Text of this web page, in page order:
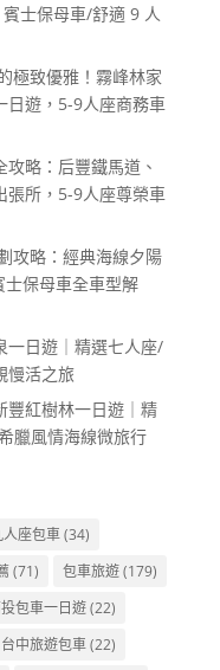
士保母車/舒適 9 人
極致優雅！霧峰林家
日遊，5-9人座商務車
攻略：后豐鐵馬道、
張所，5-9人座尊榮車
攻略：經典海線夕陽
保母車全車型解
一日遊｜精選七人座/
慢活之旅
豐紅樹林一日遊｜精
臘風情海線微旅行
人座包車(34)
(71) 包車旅遊(179)
包車一日遊(22)
台中旅遊包車(22)